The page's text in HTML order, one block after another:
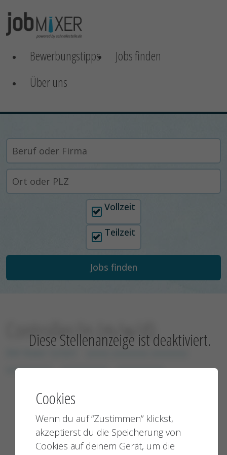
Bewerbungstipps
Jobs finden
Über uns
Arbeitszeit auswählen
Vollzeit
Teilzeit
Diese Stellenanzeige ist deaktiviert.
Controller/in (m/w/d)
xxxxx xxxxxxxx xxxxxxxx
xxxxxxxxxx
xxxxxxxxxx xxxxxxxxxx
Zur Startseite
Cookies
Wenn du auf “Zustimmen” klickst,
akzeptierst du die Speicherung von
Cookies auf deinem Gerät, um die